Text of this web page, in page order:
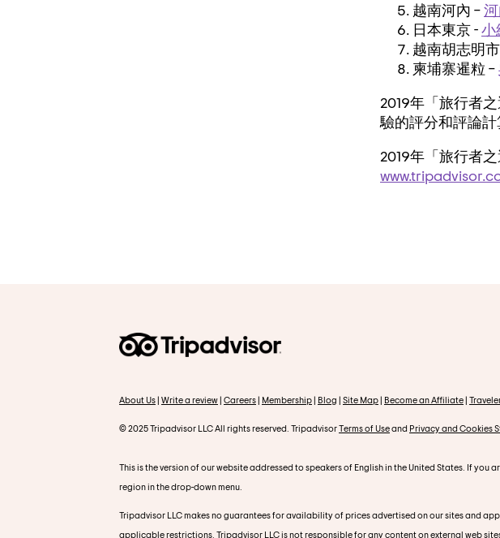
越南河內 –
日本東京 -小
越南胡志明
柬埔寨暹粒 –
2019年「旅行者
驗的評分和評論計
2019年「旅行者
About Us| Write a review| Careers| Membership| Blog | Site Map| Become an Affiliate|
© 2025 Tripadvisor LLC All rights reserved. TripadvisorTerms of Useand Privacy and Cookies
This is the version of our website addressed to speakers of English in the United States. If
region in the drop-down menu.
Tripadvisor LLC makes no guarantees for availability of prices advertised on our sites and
applicable restrictions. Tripadvisor LLC is not responsible for any content on external web